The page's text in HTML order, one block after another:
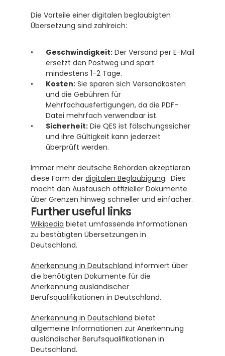
Die Vorteile einer digitalen beglaubigten
Übersetzung sind zahlreich:
Geschwindigkeit: Der Versand per E-Mail
ersetzt den Postweg und spart
mindestens 1-2 Tage.
Kosten: Sie sparen sich Versandkosten
und die Gebühren für
Mehrfachausfertigungen, da die PDF-
Datei mehrfach verwendbar ist.
Sicherheit: Die QES ist fälschungssicher
und ihre Gültigkeit kann jederzeit
überprüft werden.
Immer mehr deutsche Behörden akzeptieren
diese Form der digitalen Beglaubigung.  Dies
macht den Austausch offizieller Dokumente
über Grenzen hinweg schneller und einfacher.
Further useful links
Wikipedia bietet umfassende Informationen
zu bestätigten Übersetzungen in
Deutschland.
Anerkennung in Deutschland informiert über
die benötigten Dokumente für die
Anerkennung ausländischer
Berufsqualifikationen in Deutschland.
Anerkennung in Deutschland bietet
allgemeine Informationen zur Anerkennung
ausländischer Berufsqualifikationen in
Deutschland.